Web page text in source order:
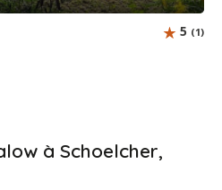
5 (1)
à Schoelcher,